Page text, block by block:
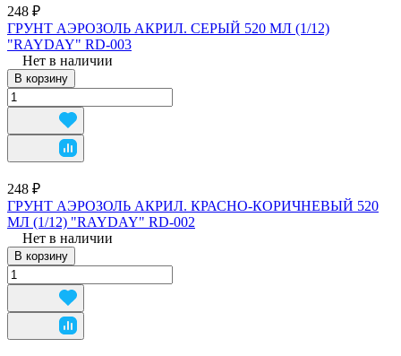
248 ₽
ГРУНТ АЭРОЗОЛЬ АКРИЛ. СЕРЫЙ 520 МЛ (1/12)
"RAYDAY" RD-003
Нет в наличии
В корзину
248 ₽
ГРУНТ АЭРОЗОЛЬ АКРИЛ. КРАСНО-КОРИЧНЕВЫЙ 520
МЛ (1/12) "RAYDAY" RD-002
Нет в наличии
В корзину